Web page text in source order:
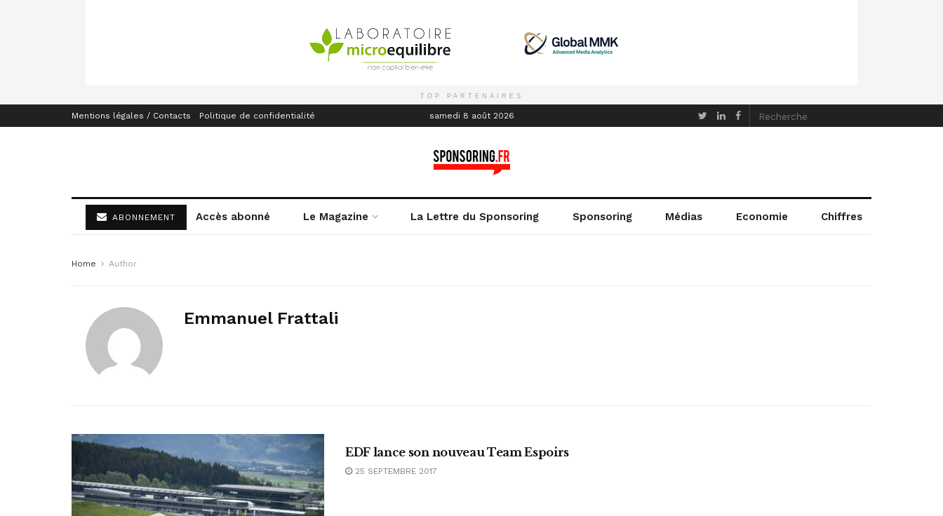
TOP PARTENAIRES
Mentions légales / Contacts Politique de confidentialité samedi 8 août 2026
ABONNEMENT Accès abonné Le Magazine La Lettre du Sponsoring Sponsoring Médias Economie Chiffres
Home Author
Emmanuel Frattali
EDF lance son nouveau Team Espoirs
25 SEPTEMBRE 2017